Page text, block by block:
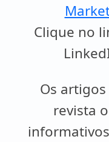
Clique no
Os
revista